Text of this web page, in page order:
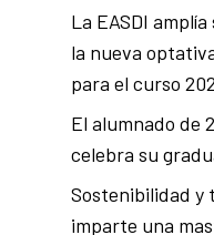
La EASDI
la nueva
para el curso
El alumnado de
celebra su
Sostenibilidad y
imparte una